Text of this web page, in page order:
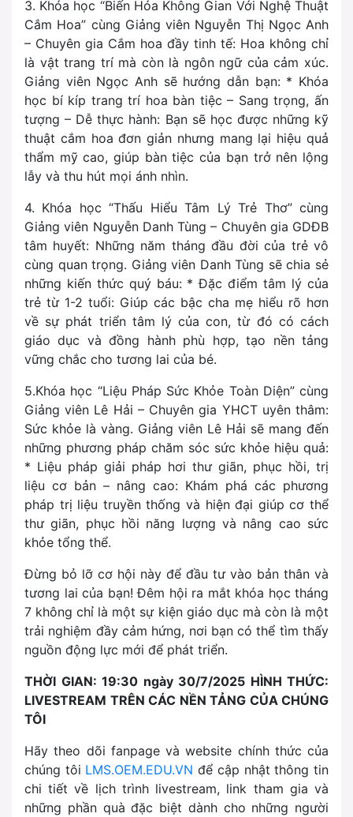
3. Khóa học “Biến Hóa Không Gian Với Nghệ Thuật
Cắm Hoa” cùng Giảng viên Nguyễn Thị Ngọc Anh
– Chuyên gia Cắm hoa đầy tinh tế: Hoa không chỉ
là vật trang trí mà còn là ngôn ngữ của cảm xúc.
Giảng viên Ngọc Anh sẽ hướng dẫn bạn: * Khóa
học bí kíp trang trí hoa bàn tiệc – Sang trọng, ấn
tượng – Dễ thực hành: Bạn sẽ học được những kỹ
thuật cắm hoa đơn giản nhưng mang lại hiệu quả
thẩm mỹ cao, giúp bàn tiệc của bạn trở nên lộng
lẫy và thu hút mọi ánh nhìn.
4. Khóa học “Thấu Hiểu Tâm Lý Trẻ Thơ” cùng
Giảng viên Nguyễn Danh Tùng – Chuyên gia GDĐB
tâm huyết: Những năm tháng đầu đời của trẻ vô
cùng quan trọng. Giảng viên Danh Tùng sẽ chia sẻ
những kiến thức quý báu: * Đặc điểm tâm lý của
trẻ từ 1-2 tuổi: Giúp các bậc cha mẹ hiểu rõ hơn
về sự phát triển tâm lý của con, từ đó có cách
giáo dục và đồng hành phù hợp, tạo nền tảng
vững chắc cho tương lai của bé.
5.Khóa học “Liệu Pháp Sức Khỏe Toàn Diện” cùng
Giảng viên Lê Hải – Chuyên gia YHCT uyên thâm:
Sức khỏe là vàng. Giảng viên Lê Hải sẽ mang đến
những phương pháp chăm sóc sức khỏe hiệu quả:
* Liệu pháp giải pháp hơi thư giãn, phục hồi, trị
liệu cơ bản – nâng cao: Khám phá các phương
pháp trị liệu truyền thống và hiện đại giúp cơ thể
thư giãn, phục hồi năng lượng và nâng cao sức
khỏe tổng thể.
Đừng bỏ lỡ cơ hội này để đầu tư vào bản thân và
tương lai của bạn! Đêm hội ra mắt khóa học tháng
7 không chỉ là một sự kiện giáo dục mà còn là một
trải nghiệm đầy cảm hứng, nơi bạn có thể tìm thấy
nguồn động lực mới để phát triển.
THỜI GIAN: 19:30 ngày 30/7/2025 HÌNH THỨC:
LIVESTREAM TRÊN CÁC NỀN TẢNG CỦA CHÚNG
TÔI
Hãy theo dõi fanpage và website chính thức của
chúng tôi LMS.OEM.EDU.VN để cập nhật thông tin
chi tiết về lịch trình livestream, link tham gia và
những phần quà đặc biệt dành cho những người